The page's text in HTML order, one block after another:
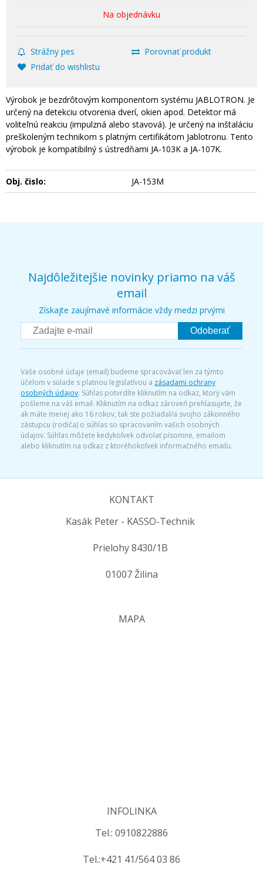
Na objednávku
Strážny pes
Porovnať produkt
Pridať do wishlistu
Výrobok je bezdrôtovým komponentom systému JABLOTRON. Je
určený na detekciu otvorenia dverí, okien apod. Detektor má
voliteľnú reakciu (impulzná alebo stavová). Je určený na inštaláciu
preškoleným technikom s platným certifikátom Jablotronu. Tento
výrobok je kompatibilný s ústredňami JA-103K a JA-107K.
Obj. čislo: JA-153M
Najdôležitejšie novinky priamo na váš
email
Získajte zaujímavé informácie vždy medzi prvými
Odoberať
Vaše osobné údaje (email) budeme spracovávať len za týmto
účelom v súlade s platnou legislatívou a zásadami ochrany
osobných údajov. Súhlas potvrdíte kliknutím na odkaz, ktorý vám
pošleme na váš email. Kliknutím na odkaz zároveň prehlasujete, že
ak máte menej ako 16 rokov, tak ste požiadal/a svojho zákonného
zástupcu (rodiča) o súhlas so spracovaním vašich osobných
údajov. Súhlas môžete kedykoľvek odvolať písomne, emailom
alebo kliknutím na odkaz z ktoréhokoľvek informačného emailu.
KONTAKT
Kasák Peter - KASSO-Technik
Prielohy 8430/1B
01007 Žilina
MAPA
INFOLINKA
Tel.: 0910822886
Tel.:+421 41/564 03 86